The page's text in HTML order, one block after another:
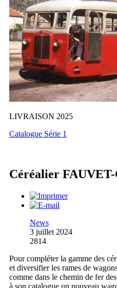
LIVRAISON 2025
Catalogue Série 1
Céréalier
News
3 juillet 2024
2814
Pour compléter la gamme des
et diversifier les rames de
comme dans le chemin de fer
à son catalogue un nouveau